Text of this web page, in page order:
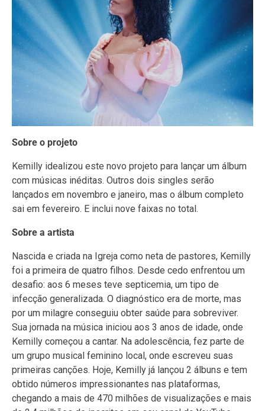
Sobre o projeto
Kemilly idealizou este novo projeto para lançar um álbum
com músicas inéditas. Outros dois singles serão
lançados em novembro e janeiro, mas o álbum completo
sai em fevereiro. E inclui nove faixas no total.
Sobre a artista
Nascida e criada na Igreja como neta de pastores, Kemilly
foi a primeira de quatro filhos. Desde cedo enfrentou um
desafio: aos 6 meses teve septicemia, um tipo de
infecção generalizada. O diagnóstico era de morte, mas
por um milagre conseguiu obter saúde para sobreviver.
Sua jornada na música iniciou aos 3 anos de idade, onde
Kemilly começou a cantar. Na adolescência, fez parte de
um grupo musical feminino local, onde escreveu suas
primeiras canções. Hoje, Kemilly já lançou 2 álbuns e tem
obtido números impressionantes nas plataformas,
chegando a mais de 470 milhões de visualizações e mais